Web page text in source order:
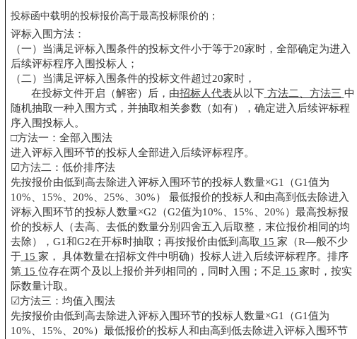
投标函中载明的投标报价高于最高投标限价的；
评标入围方法：
（一）当满足评标入围条件的投标文件小于等于20家时，全部确定为进入
后续评标程序入围投标人；
（二）当满足评标入围条件的投标文件超过20家时，
在投标文件开启（解密）后，由招标人代表从以下 方法二、方法三 中
随机抽取一种入围方式，并抽取相关参数（如有），确定进入后续评标程
序入围投标人。
□方法一：全部入围法
进入评标入围环节的投标人全部进入后续评标程序。
☑方法二：低价排序法
先按报价由低到高去除进入评标入围环节的投标人数量×G1（G1值为
10%、15%、20%、25%、30%） 最低报价的投标人和由高到低去除进入
评标入围环节的投标人数量×G2（G2值为10%、15%、20%）最高投标报
价的投标人（去高、去低的数量分别四舍五入后取整，末位报价相同的均
去除），G1和G2在开标时抽取；再按报价由低到高取 15 家（R—般不少
于 15 家，
具体数量在招标文件中明确）投标人进入后续评标程序。排序
第 15 位存在两个及以上报价并列相同的，同时入围；不足 15 家时，按实
际数量计取。
☑方法三：均值入围法
先按报价由低到高去除进入评标入围环节的投标人数量×G1（G1值为
10%、15%、20%）最低报价的投标人和由高到低去除进入评标入围环节